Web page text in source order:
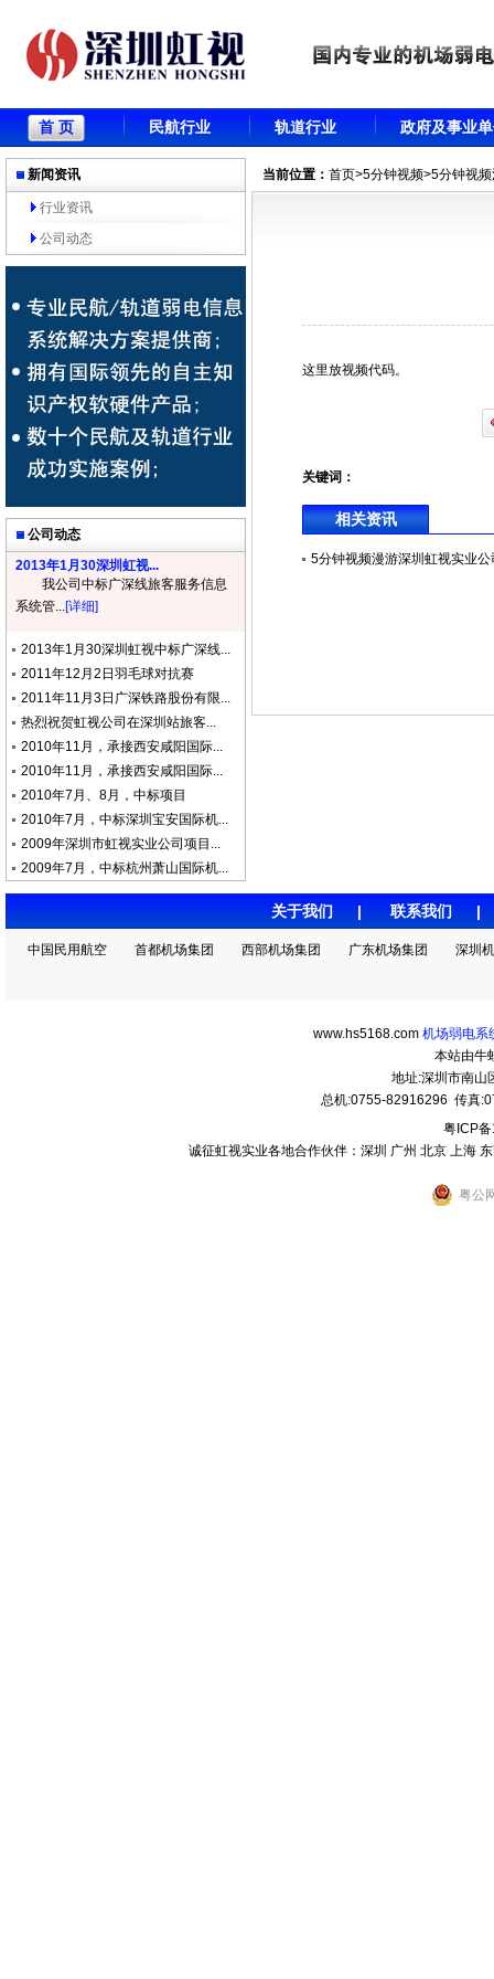
首 页 民航行业 轨道行业 政府及事业
新闻资讯
行业资讯
公司动态
公司动态
2013年1月30深圳虹视...
我公司中标广深线旅客服务信息
系统管...[详细]
2013年1月30深圳虹视中标广深线...
2011年12月2日羽毛球对抗赛
2011年11月3日广深铁路股份有限...
热烈祝贺虹视公司在深圳站旅客...
2010年11月，承接西安咸阳国际...
2010年11月，承接西安咸阳国际...
2010年7月、8月，中标项目
2010年7月，中标深圳宝安国际机...
2009年深圳市虹视实业公司项目...
2009年7月，中标杭州萧山国际机...
当前位置： 首页>5分钟视频>5分钟视
这里放视频代码。
关键词：
相关资讯
5分钟视频漫游深圳虹视实业公
关于我们 | 联系我们
中国民用航空 首都机场集团 西部机场集团 广东机场集团 深圳
www.hs5168.com 机场弱电系
本站由牛
地址:深圳市南山
总机:0755-82916296 传真
粤ICP
诚征虹视实业各地合作伙伴：深圳 广州 北京 上海
粤公